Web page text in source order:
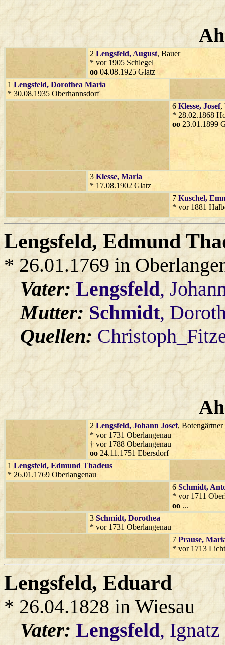
2 Lengsfeld, August, Bauer
* vor 1905 Schlegel
oo 04.08.1925 Glatz
1 Lengsfeld, Dorothea Maria
* 30.08.1935 Oberhannsdorf
6 Klesse, Josef,
* 28.02.1868
oo 23.01.1899
3 Klesse, Maria
* 17.08.1902 Glatz
7 Kuschel,
* vor 1881
Lengsfeld, Edmund
* 26.01.1769 in
Vater:Lengsfeld,
Mutter: Schmidt,
Quellen:
2 Lengsfeld, Johann Josef, Botengärtner
* vor 1731 Oberlangenau
† vor 1788 Oberlangenau
oo 24.11.1751 Ebersdorf
1 Lengsfeld, Edmund Thadeus
* 26.01.1769 Oberlangenau
6 Schmidt,
* vor 1711
oo ...
3 Schmidt, Dorothea
* vor 1731 Oberlangenau
7 Prause,
* vor 1713
Lengsfeld, Eduard
* 26.04.1828 in Wiesau
Vater: Lengsfeld, Ignatz